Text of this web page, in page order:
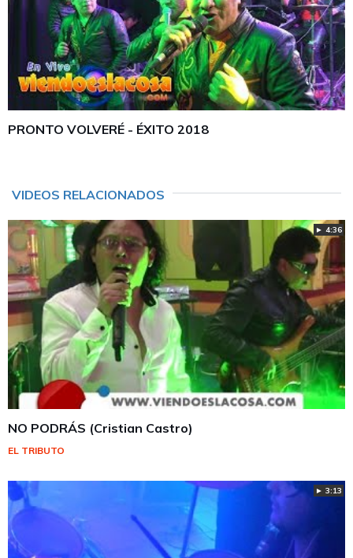
PRONTO VOLVERÉ - ÉXITO 2018
VIDEOS RELACIONADOS
► 4:36
NO PODRÁS (Cristian Castro)
EL TRIBUTO
► 3:13